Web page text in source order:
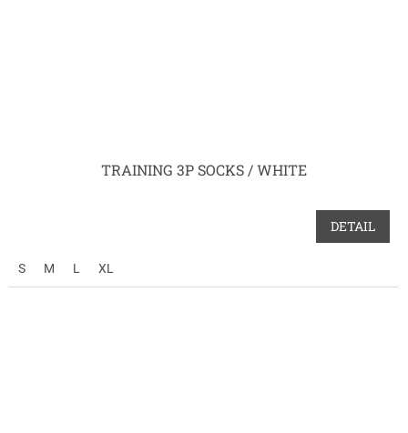
TRAINING 3P SOCKS / WHITE
DETAIL
S M L XL